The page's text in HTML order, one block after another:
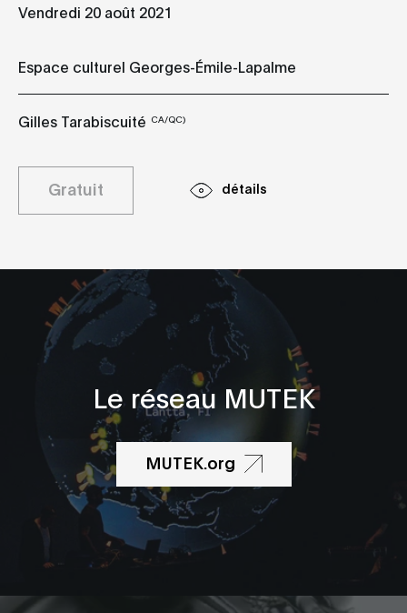
Vendredi 20 août 2021
Espace culturel Georges-Émile-Lapalme
Gilles Tarabiscuité CA/QC)
Gratuit détails
Le réseau MUTEK
MUTEK.org